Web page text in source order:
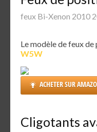
feux Bi-Xenon 2010
Le modèle de feux
W5W
ACHETER SUR
Cligotants